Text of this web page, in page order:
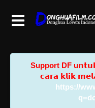
Support DF
𝗰𝗮𝗿𝗮 𝗸𝗹𝗶𝗸
https://